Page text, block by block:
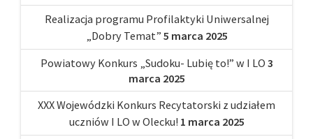
Realizacja programu Profilaktyki Uniwersalnej
„Dobry Temat” 5 marca 2025
Powiatowy Konkurs „Sudoku- Lubię to!” w I LO 3
marca 2025
XXX Wojewódzki Konkurs Recytatorski z udziałem
uczniów I LO w Olecku! 1 marca 2025